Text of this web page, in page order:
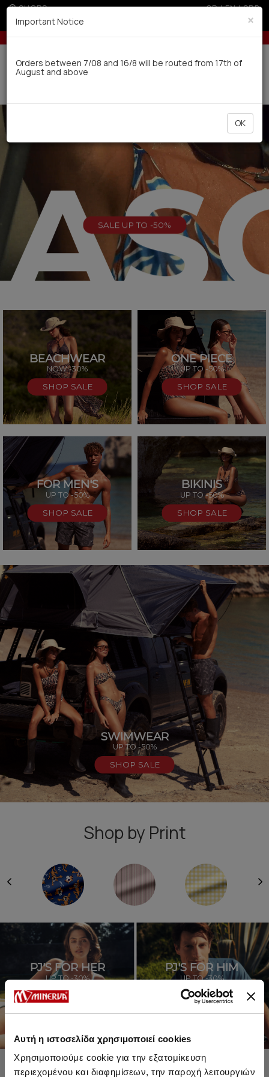
Αυτή η ιστοσελίδα χρησιμοποιεί cookies
Χρησιμοποιούμε cookie για την εξατομίκευση
περιεχομένου και διαφημίσεων, την παροχή λειτουργιών
SHOPS GR|EN|SRB
Up to 3 interest-free installments with
300€ for non EU
Delivery in 7-9 working days via UPS
SALE UP TO -50%
BEACHWEAR
NOW -30%
SHOP SALE
ONE PIECE
UP TO -50%
SHOP SALE
FOR MEN'S
UP TO -50%
SHOP SALE
BIKINIS
UP TO -50%
SHOP SALE
SWIMWEAR
UP TO -50%
SHOP SALE
Shop by Print
PJ'S FOR HER
UP TO -30%
SHOP SALE
PJ'S FOR HIM
UP TO -30%
SHOP SALE
×
Important Notice
Orders between 7/08 and 16/8 will be routed from 17th of
August and above
OK